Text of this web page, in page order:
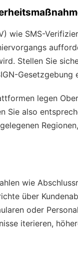
wie SMS-
Stellen Sie
Gesetzgebung
legen
Sie also
wie
über
oder
iterieren,